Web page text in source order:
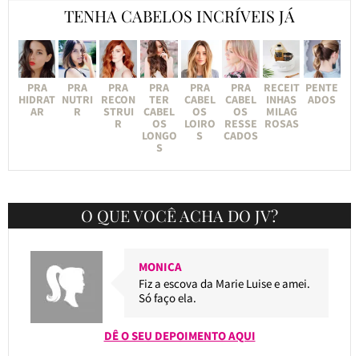
TENHA CABELOS INCRÍVEIS JÁ
PRA
HIDRAT
AR
PRA
NUTRI
R
PRA
RECON
STRUI
R
PRA
TER
CABEL
OS
LONGO
S
PRA
CABEL
OS
LOIRO
S
PRA
CABEL
OS
RESSE
CADOS
RECEIT
INHAS
MILAG
ROSAS
PENTE
ADOS
O QUE VOCÊ ACHA DO JV?
MONICA
Fiz a escova da Marie Luise e amei.
Só faço ela.
DÊ O SEU DEPOIMENTO AQUI